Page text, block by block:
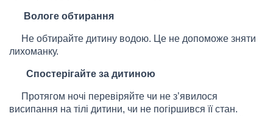
Вологе обтирання
Не обтирайте дитину водою. Це не допоможе зняти
лихоманку.
Спостерігайте за дитиною
Протягом ночі перевіряйте чи не з’явилося
висипання на тілі дитини, чи не погіршився її стан.